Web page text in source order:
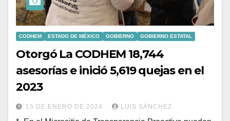
CODHEM ESTADO DE MÉXICO GOBIERNO GOBIERNO ESTATAL
Otorgó La CODHEM 18,744
asesorías e inició 5,619 quejas en el
2023
15 DE ENERO DE 2024 LUIS SÁNCHEZ